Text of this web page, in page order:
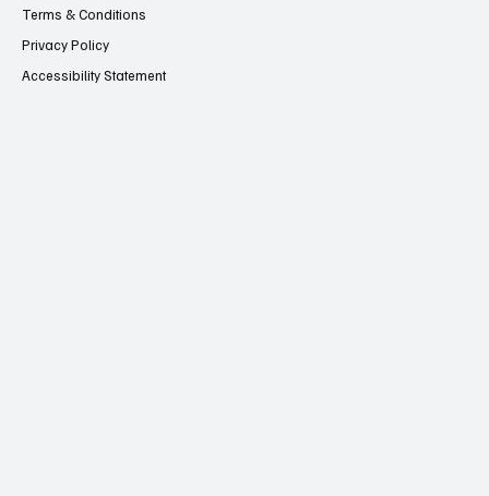
Terms & Conditions
Privacy Policy
Accessibility Statement